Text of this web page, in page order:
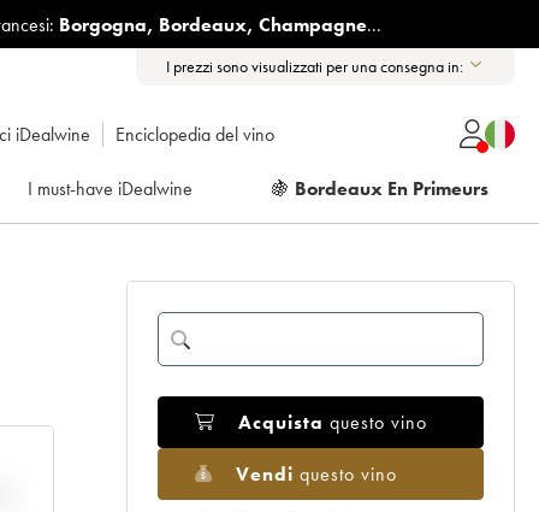
Borgogna, Bordeaux, Champagne...
I prezzi sono visualizzati per una consegna in:
iDealwine Enciclopedia del vino
I must-have iDealwine 🍇 Bordeaux En Primeurs
Acquista questo vino
Vendi questo vino